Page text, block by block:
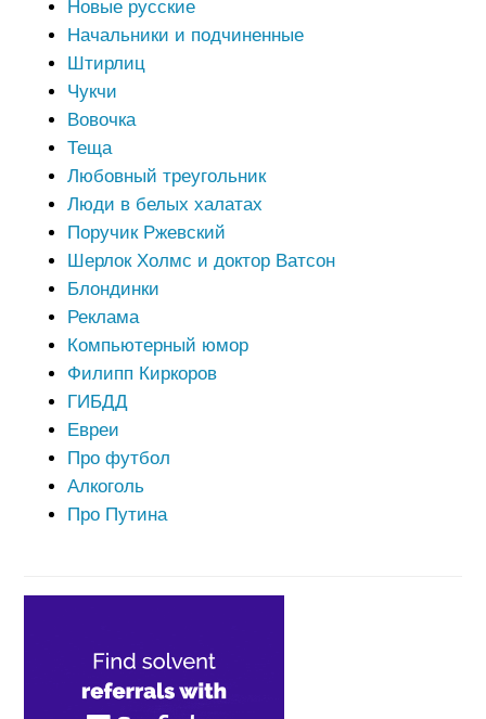
Новые русские
Начальники и подчиненные
Штирлиц
Чукчи
Вовочка
Теща
Любовный треугольник
Люди в белых халатах
Поручик Ржевский
Шерлок Холмс и доктор Ватсон
Блондинки
Реклама
Компьютерный юмор
Филипп Киркоров
ГИБДД
Евреи
Про футбол
Алкоголь
Про Путина